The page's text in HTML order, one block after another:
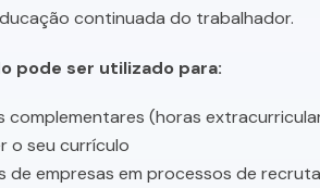
continuada do trabalhador.
pode ser utilizado para:
complementares (horas
o seu currículo
de empresas em processos de